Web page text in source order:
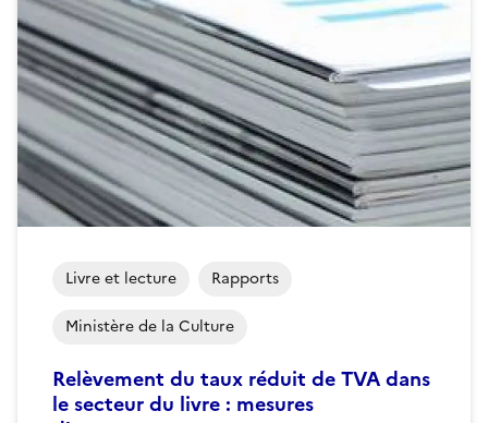
Relèvement du taux réduit de TVA dans
le secteur du livre : mesures
Livre et lecture Rapports
Ministère de la Culture